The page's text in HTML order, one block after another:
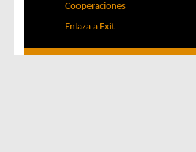
Cooperaciones
Enlaza a Exit